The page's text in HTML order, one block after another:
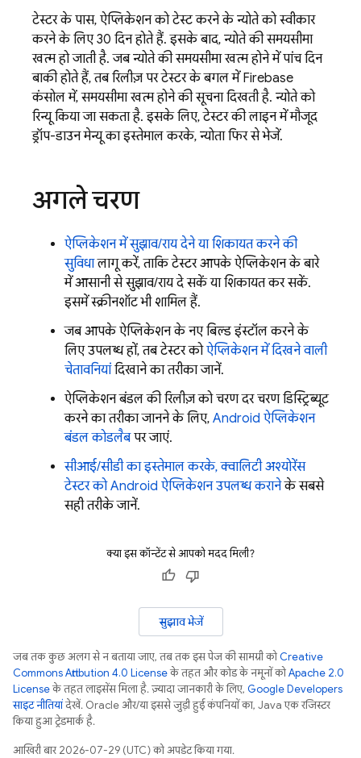
टेस्टर के पास, ऐप्लिकेशन को टेस्ट करने के न्योते को स्वीकार
करने के लिए 30 दिन होते हैं. इसके बाद, न्योते की समयसीमा
खत्म हो जाती है. जब न्योते की समयसीमा खत्म होने में पांच दिन
बाकी होते हैं, तब रिलीज़ पर टेस्टर के बगल में Firebase
कंसोल में, समयसीमा खत्म होने की सूचना दिखती है. न्योते को
रिन्यू किया जा सकता है. इसके लिए, टेस्टर की लाइन में मौजूद
ड्रॉप-डाउन मेन्यू का इस्तेमाल करके, न्योता फिर से भेजें.
अगले चरण
ऐप्लिकेशन में सुझाव/राय देने या शिकायत करने की
सुविधालागू करें, ताकि टेस्टर आपके ऐप्लिकेशन के बारे
में आसानी से सुझाव/राय दे सकें या शिकायत कर सकें.
इसमें स्क्रीनशॉट भी शामिल हैं.
जब आपके ऐप्लिकेशन के नए बिल्ड इंस्टॉल करने के
लिए उपलब्ध हों, तब टेस्टर कोऐप्लिकेशन में दिखने वाली
चेतावनियांदिखाने का तरीका जानें.
ऐप्लिकेशन बंडल की रिलीज़ को चरण दर चरण डिस्ट्रिब्यूट
करने का तरीका जानने के लिए, Android ऐप्लिकेशन
बंडल कोडलैबपर जाएं.
सीआई/सीडी का इस्तेमाल करके, क्वालिटी अश्योरेंस
टेस्टर को Android ऐप्लिकेशन उपलब्ध करानेके सबसे
सही तरीके जानें.
क्या इस कॉन्टेंट से आपको मदद मिली?
सुझाव भेजें
जब तक कुछ अलग से न बताया जाए, तब तक इस पेज की सामग्री कोCreative
Commons Attribution 4.0 Licenseके तहत और कोड के नमूनों कोApache 2.0
Licenseके तहत लाइसेंस मिला है. ज़्यादा जानकारी के लिए, Google Developers
साइट नीतियांदेखें. Oracle और/या इससे जुड़ी हुई कंपनियों का, Java एक रजिस्टर
किया हुआ ट्रेडमार्क है.
आखिरी बार 2026-07-29 (UTC) को अपडेट किया गया.